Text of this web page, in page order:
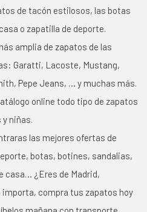
de tacón estilosos, las botas
o zapatilla de deporte.
amplia de zapatos de las
Garatti, Lacoste, Mustang,
Pepe Jeans, … y muchas más.
online todo tipo de zapatos
y niñas.
las mejores ofertas de
botas, botines, sandalias,
casa… ¿Eres de Madrid,
importa, compra tus zapatos hoy